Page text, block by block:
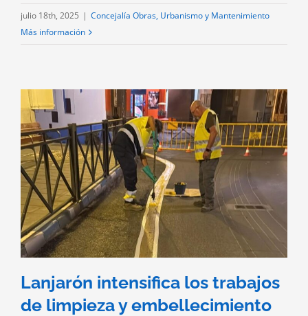
julio 18th, 2025 | Concejalía Obras, Urbanismo y Mantenimiento
Más información
Lanjarón intensifica los trabajos
de limpieza y embellecimiento